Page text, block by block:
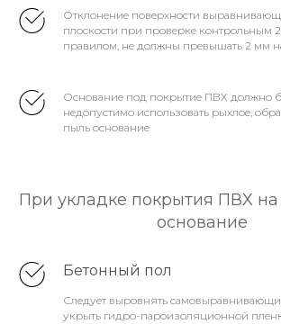
Отклонение поверхности
плоскости при проверке контрольным
правилом, не должны превышать 2 мм
Основание под покрытие ПВХ должно
недопустимо использовать рыхлое,
пыль основание
При укладке покрытия ПВХ
основание
Бетонный пол
Следует выровнять
укрыть гидро-пароизоляционной